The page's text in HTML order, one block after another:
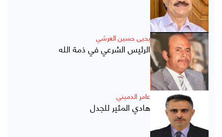
يحيى حسين العرشي
الرئيس الشرعي في ذمة الله
عامر الدميني
هادي المثير للجدل